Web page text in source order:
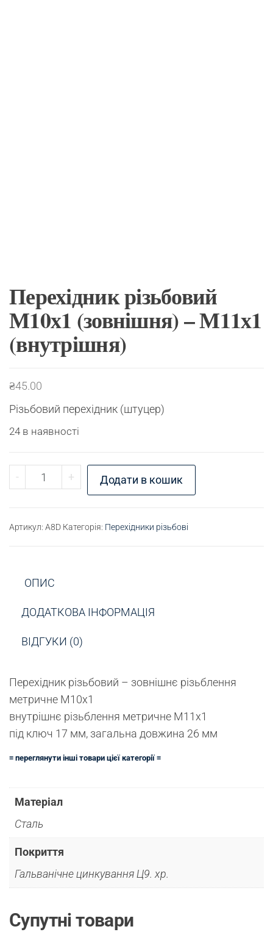
Перехідник різьбовий
М10х1 (зовнішня) – М11х1
(внутрішня)
₴45.00
Різьбовий перехідник (штуцер)
24 в наявності
- Перехідник різьбовий М10х1 (зовнішня) -
+ Додати в кошик
Артикул: A8D Категорія: Перехідники різьбові
ОПИС
ДОДАТКОВА ІНФОРМАЦІЯ
ВІДГУКИ (0)
Перехідник різьбовий – зовнішнє різьблення
метричне М10х1
внутрішнє різьблення метричне М11х1
під ключ 17 мм, загальна довжина 26 мм
≡ переглянути інші товари цієї категорії ≡
Матеріал
Сталь
Покриття
Гальванічне цинкування Ц9. хр.
Супутні товари